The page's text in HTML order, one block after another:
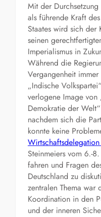
Mit der
als führende Kraft
Staates wird sich der
seinen
Imperialismus in
Während die
Vergangenheit
„Indische
verlogene Image
Demokratie der
nachdem sich die
konnte keine
Wirtschaftsdelegation
Steinmeiers vom 6.-
fahren und Fragen
Deutschland zu
zentralen Thema
Koordination in den
und der inneren